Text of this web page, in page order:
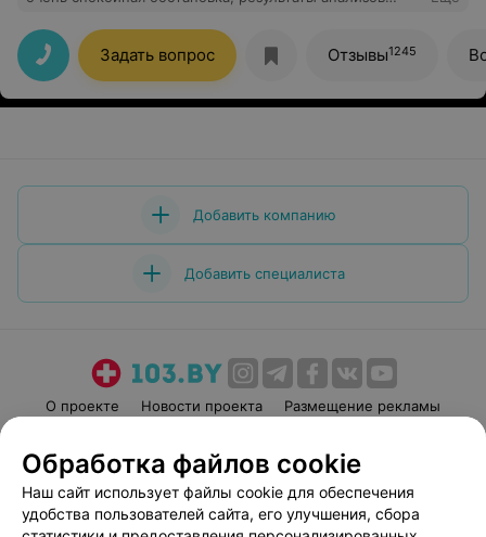
Очень довольна.
Задать вопрос Отзывы1245
Добавить компанию
Добавить специалиста
О проекте Новости проекта
Размещение рекламы
Пользовательское соглашение
Способы оплаты
Вакансии
Партнеры
Написать руководителю 103.by
Обработка файлов cookie
Наш сайт использует файлы cookie для обеспечения
удобства пользователей сайта, его улучшения, сбора